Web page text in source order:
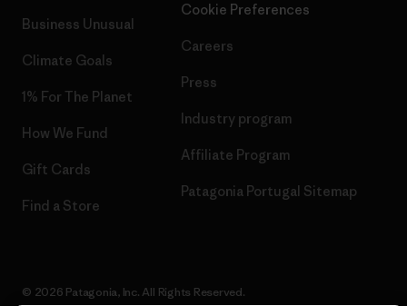
Business Unusual
Climate Goals
1% For The Planet
How We Fund
Gift Cards
Find a Store
Cookie Preferences
Careers
Press
Industry program
Affiliate Program
Patagonia Portugal Sitemap
© 2026 Patagonia, Inc. All Rights Reserved.